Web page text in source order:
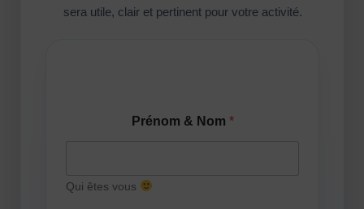
sera utile, clair et pertinent pour votre activité.
Prénom & Nom *
Qui êtes vous